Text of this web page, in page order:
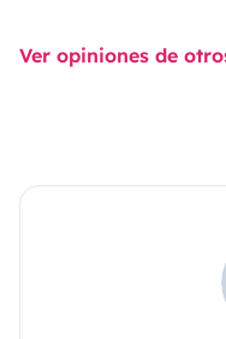
Ver opiniones de